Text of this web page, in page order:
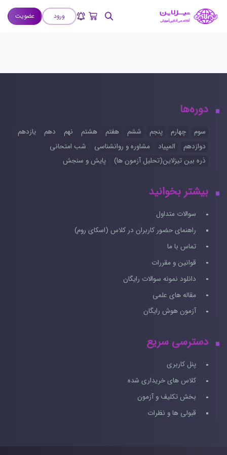
ورود عضویت
دوره‌ها
سوم چهارم پنجم ششم هفتم هشتم نهم دهم
یازدهم
دوازدهم
المپیاد مشاوره و روانشناسی
شب امتحانی
ذره بین تیزلاین(تحلیل آزمون ها)
پایش و سنجش
بیشتر بخوانید
سوالات متداول
راهنمای حضور کاربران در کلاس (اسکای روم)
تماس با ما
قوانین و مقررات
دانلود نمونه سوالات رایگان
مقاله های علمی
آزمون هوش رایگان
دسترسی سریع
پنل کاربری
کلاس های خریداری شده
بخش تکلیف و آزمون
قبولی ها و نظرات